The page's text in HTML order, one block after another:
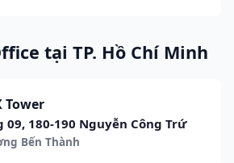
tại TP. Hồ Chí Minh
Tower
09, 180-190 Nguyễn Công Trứ
Bến Thành